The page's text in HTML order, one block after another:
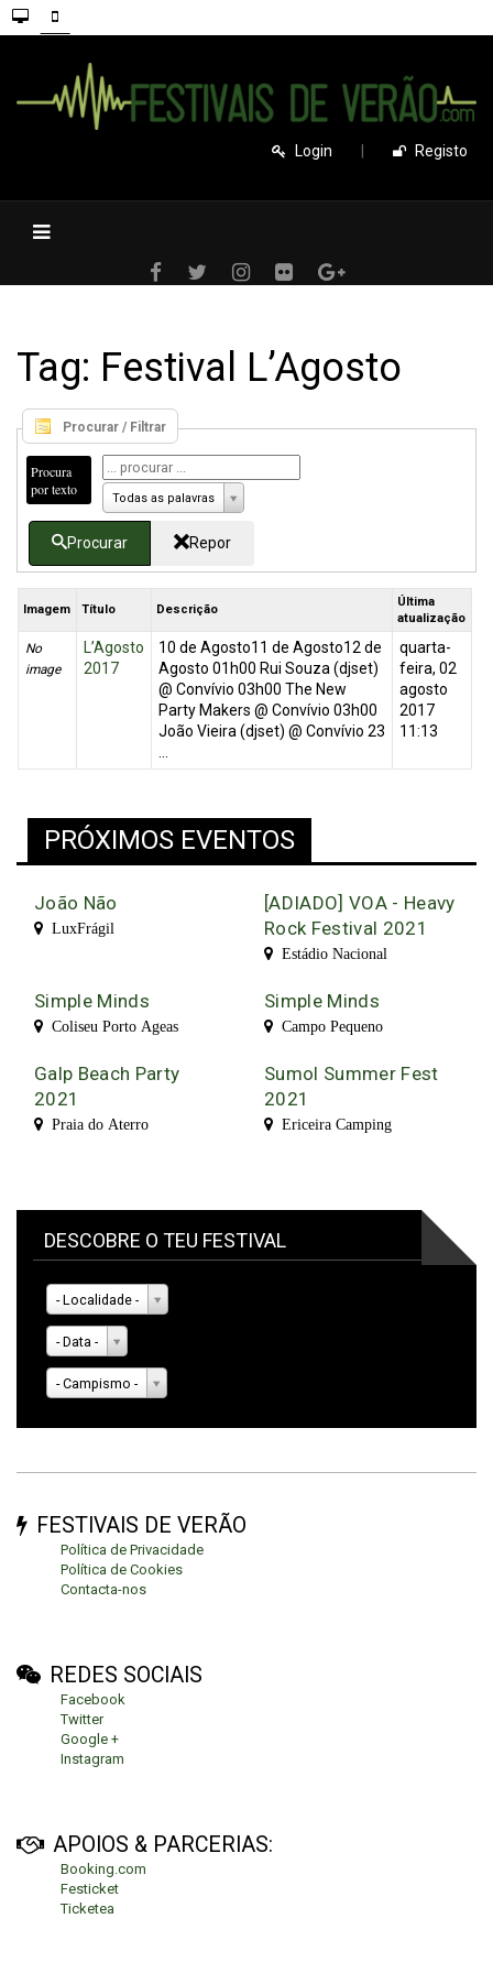
Login Registo
Tag: Festival L’Agosto
Procurar / Filtrar
Procura
por texto
Todas as palavras
Procurar Repor
Imagem Título Descrição
Última
atualização
No
image
L’Agosto
2017
10 de Agosto11 de Agosto12 de
Agosto 01h00 Rui Souza (djset)
@ Convívio 03h00 The New
Party Makers @ Convívio 03h00
João Vieira (djset) @ Convívio 23
quarta-
feira, 02
agosto
2017
11:13
PRÓXIMOS EVENTOS
João Não
LuxFrágil
[ADIADO] VOA - Heavy
Rock Festival 2021
Estádio Nacional
Simple Minds
Coliseu Porto Ageas
Simple Minds
Campo Pequeno
Galp Beach Party
2021
Praia do Aterro
Sumol Summer Fest
2021
Ericeira Camping
DESCOBRE O TEU FESTIVAL
- Localidade -
- Data -
- Campismo -
FESTIVAIS DE VERÃO
Política de Privacidade
Política de Cookies
Contacta-nos
REDES SOCIAIS
Facebook
Twitter
Google +
Instagram
APOIOS & PARCERIAS:
Booking.com
Festicket
Ticketea